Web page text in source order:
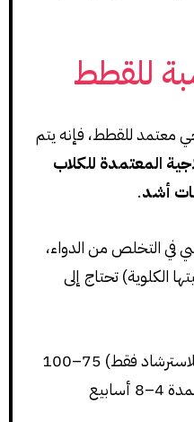
للقطط
معتمد للقطط، فإنه يتم
المعتمدة للكلاب
أشد.
في التخلص من الدواء،
الكلوية) تحتاج إلى
الجرعات المرجعية في الكلاب (للاسترشاد فقط) 75–100